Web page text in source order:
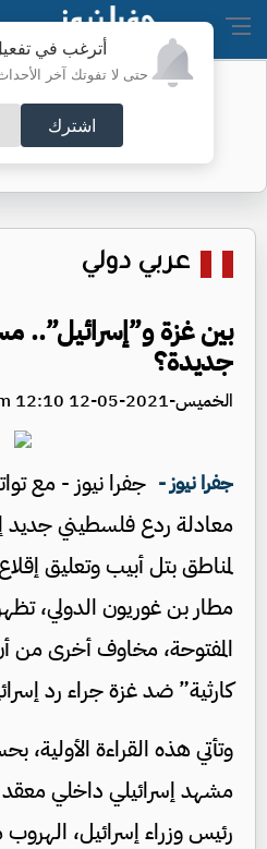
أترغب في
حتى لا تفوتك آخر الأحداث
اشترك
عربي دولي
بين غزة و”إسرائيل”..
جديدة؟
الخميس-2021-05-12 12:10 pm
جفرا نيوز - جفرا نيوز - مع
معادلة ردع فلسطيني
لمناطق بتل أبيب وتعليق
مطار بن غوريون الدولي،
المفتوحة، مخاوف أخرى من
كارثية” ضد غزة جراء رد
وتأتي هذه القراءة
مشهد إسرائيلي داخلي معقد
رئيس وزراء إسرائيل،